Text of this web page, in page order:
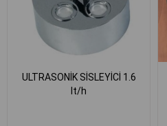
ULTRASONİK SİSLEYİCİ 1.6
lt/h